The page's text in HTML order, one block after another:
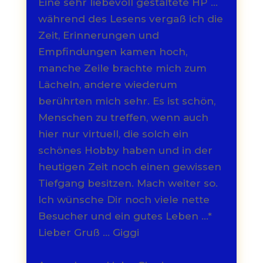
Eine sehr liebevoll gestaltete HP ...
während des Lesens vergaß ich die
Zeit, Erinnerungen und
Empfindungen kamen hoch,
manche Zeile brachte mich zum
Lächeln, andere wiederum
berührten mich sehr. Es ist schön,
Menschen zu treffen, wenn auch
hier nur virtuell, die solch ein
schönes Hobby haben und in der
heutigen Zeit noch einen gewissen
Tiefgang besitzen. Mach weiter so.
Ich wünsche Dir noch viele nette
Besucher und ein gutes Leben ...*
Lieber Gruß ... Giggi